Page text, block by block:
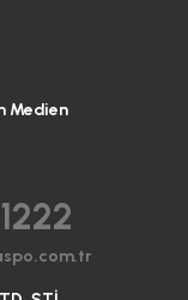
Medien